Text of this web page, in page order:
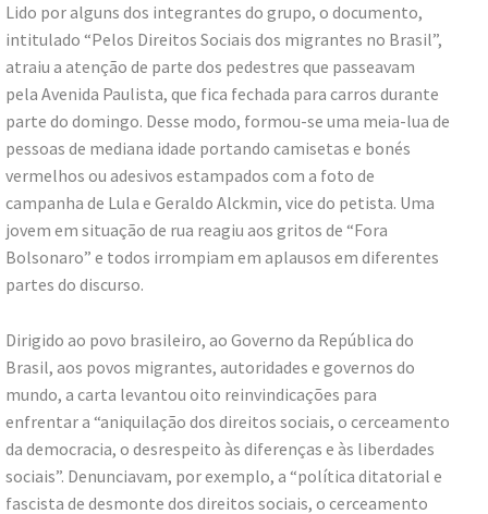
Lido por alguns dos integrantes do grupo, o documento,
intitulado “Pelos Direitos Sociais dos migrantes no Brasil”,
atraiu a atenção de parte dos pedestres que passeavam
pela Avenida Paulista, que fica fechada para carros durante
parte do domingo. Desse modo, formou-se uma meia-lua de
pessoas de mediana idade portando camisetas e bonés
vermelhos ou adesivos estampados com a foto de
campanha de Lula e Geraldo Alckmin, vice do petista. Uma
jovem em situação de rua reagiu aos gritos de “Fora
Bolsonaro” e todos irrompiam em aplausos em diferentes
partes do discurso.
Dirigido ao povo brasileiro, ao Governo da República do
Brasil, aos povos migrantes, autoridades e governos do
mundo, a carta levantou oito reinvindicações para
enfrentar a “aniquilação dos direitos sociais, o cerceamento
da democracia, o desrespeito às diferenças e às liberdades
sociais”. Denunciavam, por exemplo, a “política ditatorial e
fascista de desmonte dos direitos sociais, o cerceamento